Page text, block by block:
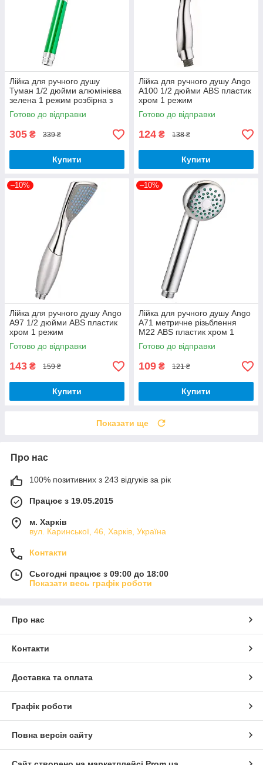
Лійка для ручного душу
Туман 1/2 дюйми алюмінієва
зелена 1 режим розбірна з
фільтром
Готово до відправки
305 ₴ 339 ₴
Купити
Лійка для ручного душу Ango
А100 1/2 дюйми ABS пластик
хром 1 режим
Готово до відправки
124 ₴ 138 ₴
Купити
–10%
Лійка для ручного душу Ango
А97 1/2 дюйми ABS пластик
хром 1 режим
Готово до відправки
143 ₴ 159 ₴
Купити
–10%
Лійка для ручного душу Ango
А71 метричне різьблення
М22 ABS пластик хром 1
режим
Готово до відправки
109 ₴ 121 ₴
Купити
Показати ще
Про нас
100% позитивних з 243 відгуків за рік
Працює з 19.05.2015
м. Харків
вул. Каринської, 46, Харків, Україна
Контакти
Сьогодні працює з 09:00 до 18:00
Показати весь графік роботи
Про нас
Контакти
Доставка та оплата
Графік роботи
Повна версія сайту